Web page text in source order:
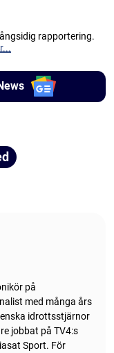
rapportering.
på
med många års
idrottsstjärnor
jobbat på TV4:s
Sport. För